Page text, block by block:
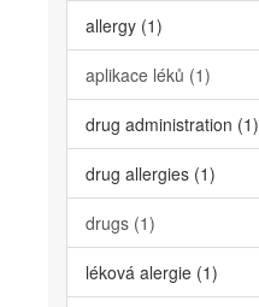
allergy (1)
aplikace léků (1)
drug administration (1)
drug allergies (1)
drugs (1)
léková alergie (1)